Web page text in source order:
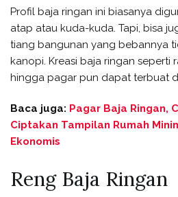
Profil baja ringan ini biasanya
atap atau kuda-kuda. Tapi, bisa
tiang bangunan yang bebannya
kanopi. Kreasi baja ringan seperti
hingga pagar pun dapat terbuat
Baca juga: Pagar Baja Ringan,
Ciptakan Tampilan Rumah
Ekonomis
Reng Baja Ringan